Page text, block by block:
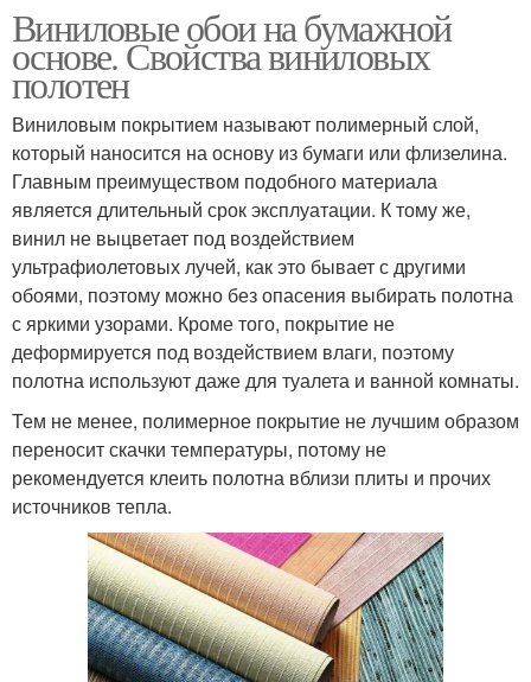
Виниловые обои на бумажной
основе. Свойства виниловых
полотен
Виниловым покрытием называют полимерный слой,
который наносится на основу из бумаги или флизелина.
Главным преимуществом подобного материала
является длительный срок эксплуатации. К тому же,
винил не выцветает под воздействием
ультрафиолетовых лучей, как это бывает с другими
обоями, поэтому можно без опасения выбирать полотна
с яркими узорами. Кроме того, покрытие не
деформируется под воздействием влаги, поэтому
полотна используют даже для туалета и ванной комнаты.
Тем не менее, полимерное покрытие не лучшим образом
переносит скачки температуры, потому не
рекомендуется клеить полотна вблизи плиты и прочих
источников тепла.